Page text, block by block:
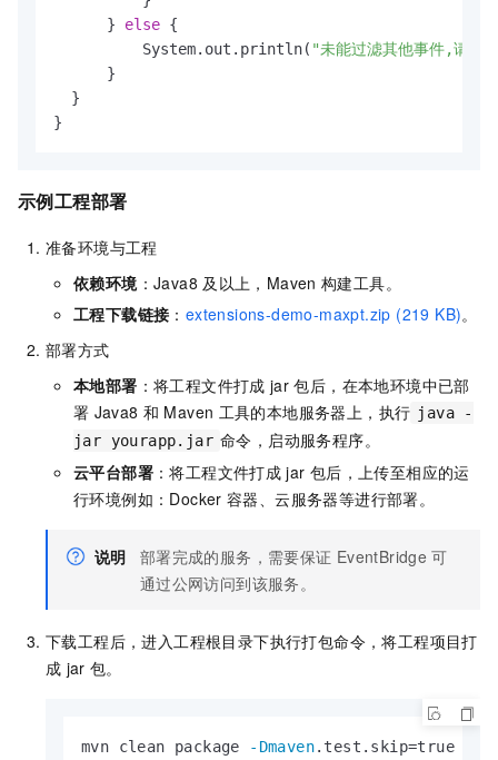
      }
else {
          System.out.println(
"未能过滤其他事件,请检
      }
  }
示例工程部署
准备环境与工程
依赖环境：Java8 及以上，Maven 构建工具。
工程下载链接 ： extensions-demo-maxpt.zip (219 KB)。
部署方式
本地部署 ：将工程文件打成 jar 包后，在本地环境中已部
署 Java8 和 Maven 工具的本地服务器上，执行 java -
jar yourapp.jar 命令，启动服务程序。
云平台部署 ：将工程文件打成 jar 包后，上传至相应的运
行环境例如：Docker 容器、云服务器等进行部署。
说明 部署完成的服务，需要保证 EventBridge 可
通过公网访问到该服务。
下载工程后，进入工程根目录下执行打包命令，将工程项目打
成 jar 包。
mvn clean package -Dmaven.test.skip=true